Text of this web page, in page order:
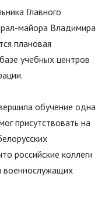
Главного
майора Владимира
плановая
учебных центров
обучение одна
присутствовать на
российские коллеги
военнослужащих